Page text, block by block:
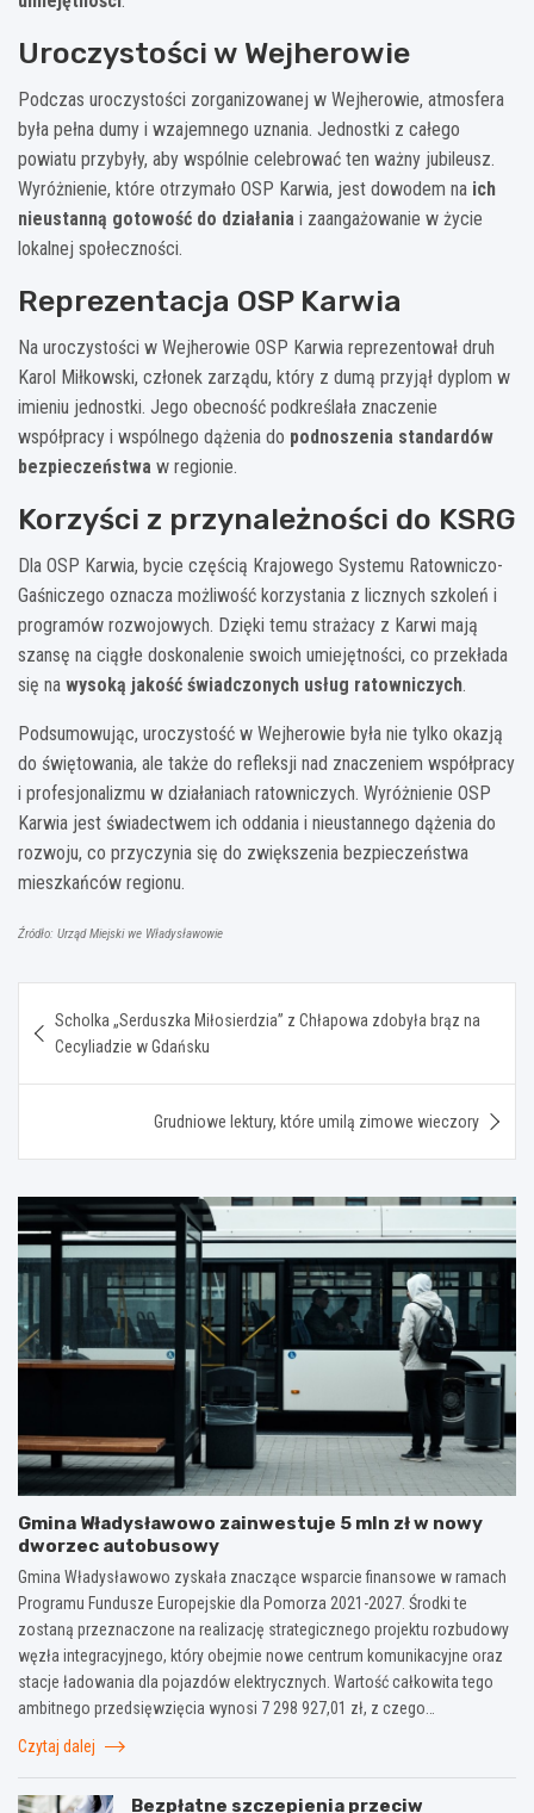
Uroczystości w Wejherowie
Podczas uroczystości zorganizowanej w Wejherowie, atmosfera
była pełna dumy i wzajemnego uznania. Jednostki z całego
powiatu przybyły, aby wspólnie celebrować ten ważny jubileusz.
Wyróżnienie, które otrzymało OSP Karwia, jest dowodem na ich
nieustanną gotowość do działania i zaangażowanie w życie
lokalnej społeczności.
Reprezentacja OSP Karwia
Na uroczystości w Wejherowie OSP Karwia reprezentował druh
Karol Miłkowski, członek zarządu, który z dumą przyjął dyplom w
imieniu jednostki. Jego obecność podkreślała znaczenie
współpracy i wspólnego dążenia do podnoszenia standardów
bezpieczeństwa w regionie.
Korzyści z przynależności do KSRG
Dla OSP Karwia, bycie częścią Krajowego Systemu Ratowniczo-
Gaśniczego oznacza możliwość korzystania z licznych szkoleń i
programów rozwojowych. Dzięki temu strażacy z Karwi mają
szansę na ciągłe doskonalenie swoich umiejętności, co przekłada
się na wysoką jakość świadczonych usług ratowniczych.
Podsumowując, uroczystość w Wejherowie była nie tylko okazją
do świętowania, ale także do refleksji nad znaczeniem współpracy
i profesjonalizmu w działaniach ratowniczych. Wyróżnienie OSP
Karwia jest świadectwem ich oddania i nieustannego dążenia do
rozwoju, co przyczynia się do zwiększenia bezpieczeństwa
mieszkańców regionu.
Źródło: Urząd Miejski we Władysławowie
wpisu
Scholka „Serduszka Miłosierdzia” z Chłapowa zdobyła brąz na
Cecyliadzie w Gdańsku
Grudniowe lektury, które umilą zimowe wieczory
Gmina Władysławowo zainwestuje 5 mln zł w nowy
dworzec autobusowy
Gmina Władysławowo zyskała znaczące wsparcie finansowe w ramach
Programu Fundusze Europejskie dla Pomorza 2021-2027. Środki te
zostaną przeznaczone na realizację strategicznego projektu rozbudowy
węzła integracyjnego, który obejmie nowe centrum komunikacyjne oraz
stacje ładowania dla pojazdów elektrycznych. Wartość całkowita tego
ambitnego przedsięwzięcia wynosi 7 298 927,01 zł, z czego…
Czytaj dalej
Bezpłatne szczepienia przeciw